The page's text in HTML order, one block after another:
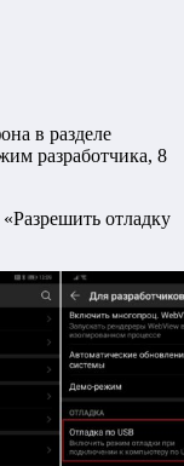
в разделе
разработчика, 8
отладку